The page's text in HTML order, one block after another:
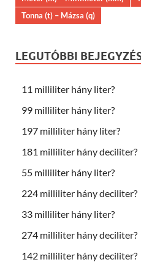
Tonna (t) – Mázsa (q)
LEGUTÓBBI
11 milliliter hány liter?
99 milliliter hány liter?
197 milliliter hány liter?
181 milliliter hány deciliter?
55 milliliter hány liter?
224 milliliter hány deciliter?
33 milliliter hány liter?
274 milliliter hány deciliter?
142 milliliter hány deciliter?